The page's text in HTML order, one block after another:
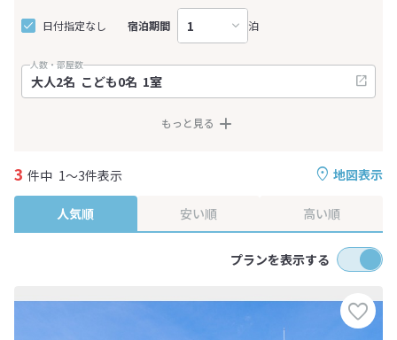
日付指定なし 宿泊期間 泊
人数・部屋数
もっと見る
地図表示
3 件中 1～3件表示
人気順 安い順 高い順
プランを表示する